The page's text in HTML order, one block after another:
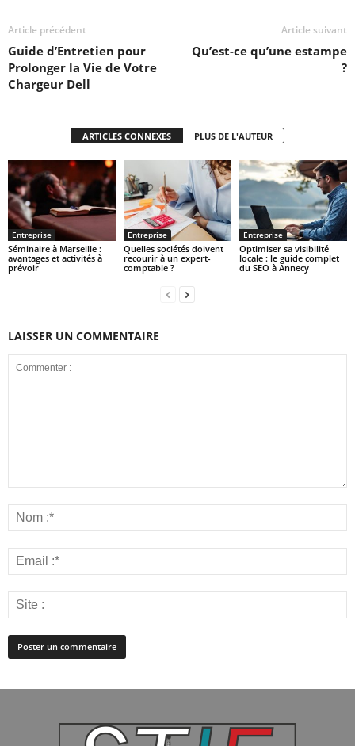
Article précédent
Guide d’Entretien pour
Prolonger la Vie de Votre
Chargeur Dell
Article suivant
Qu’est-ce qu’une estampe
?
ARTICLES CONNEXES PLUS DE L'AUTEUR
Entreprise
Séminaire à Marseille :
avantages et activités à
prévoir
Entreprise
Quelles sociétés doivent
recourir à un expert-
comptable ?
Entreprise
Optimiser sa visibilité
locale : le guide complet
du SEO à Annecy
LAISSER UN COMMENTAIRE